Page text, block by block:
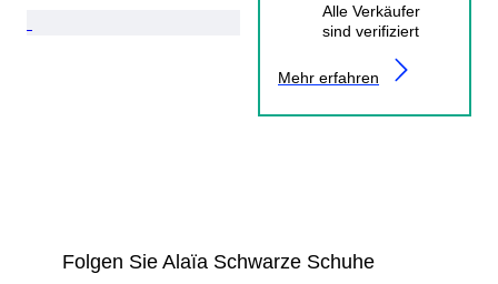
Alle Verkäufer
sind verifiziert
Mehr erfahren
Folgen Sie Alaïa Schwarze Schuhe